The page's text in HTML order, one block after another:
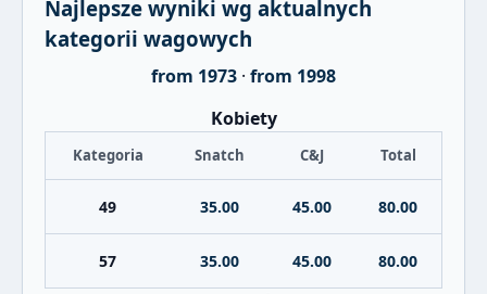
Najlepsze wyniki wg aktualnych
kategorii wagowych
from 1973 · from 1998
Kobiety
Kategoria Snatch C&J Total
49 35.00 45.00 80.00
57 35.00 45.00 80.00